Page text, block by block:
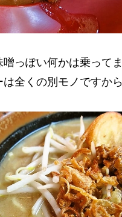
噌っぽい何かは乗って
は全くの別モノですか